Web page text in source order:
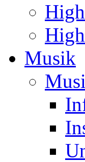
Musik